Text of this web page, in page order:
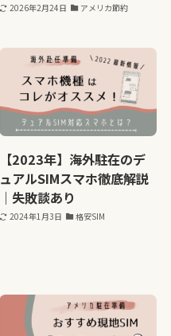
2026年2月24日 アメリカ節約
【2023年】海外駐在のデ
ュアルSIMスマホ徹底解説
｜失敗談あり
2024年1月3日 格安SIM